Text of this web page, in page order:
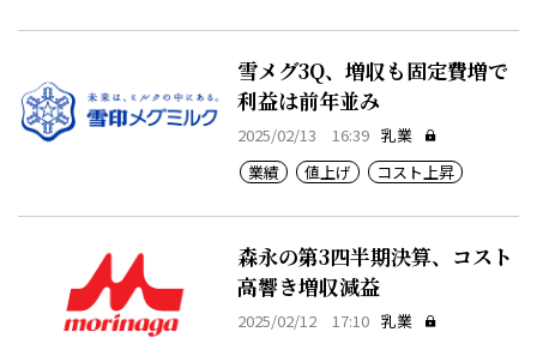
雪メグ3Q、増収も固定費増で
利益は前年並み
2025/02/13 16:39 乳業
業績
値上げ コスト上昇
森永の第3四半期決算、コスト
高響き増収減益
2025/02/12 17:10 乳業